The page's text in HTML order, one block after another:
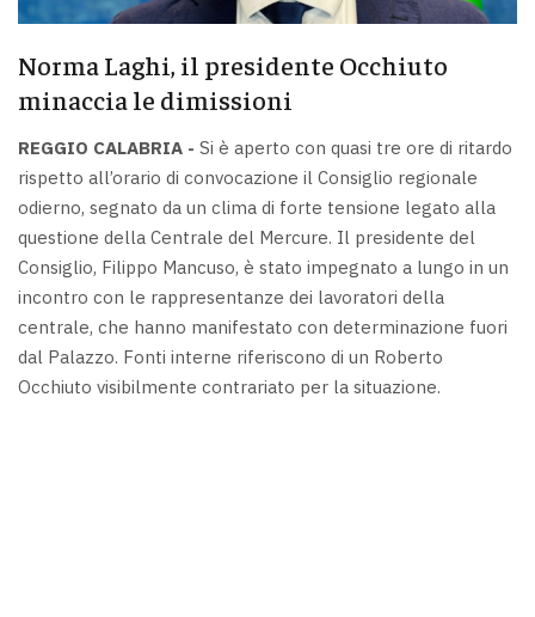
Norma Laghi, il presidente Occhiuto
minaccia le dimissioni
REGGIO CALABRIA - Si è aperto con quasi tre ore di ritardo
rispetto all’orario di convocazione il Consiglio regionale
odierno, segnato da un clima di forte tensione legato alla
questione della Centrale del Mercure. Il presidente del
Consiglio, Filippo Mancuso, è stato impegnato a lungo in un
incontro con le rappresentanze dei lavoratori della
centrale, che hanno manifestato con determinazione fuori
dal Palazzo. Fonti interne riferiscono di un Roberto
Occhiuto visibilmente contrariato per la situazione.